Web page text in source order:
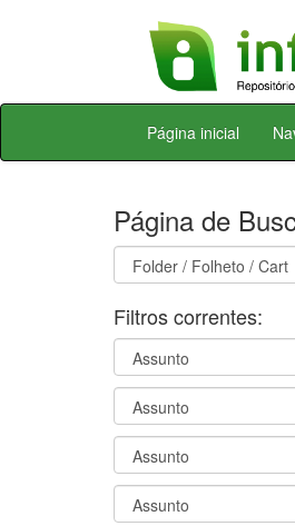
Skip
Página inicial
Página de
Filtros correntes: